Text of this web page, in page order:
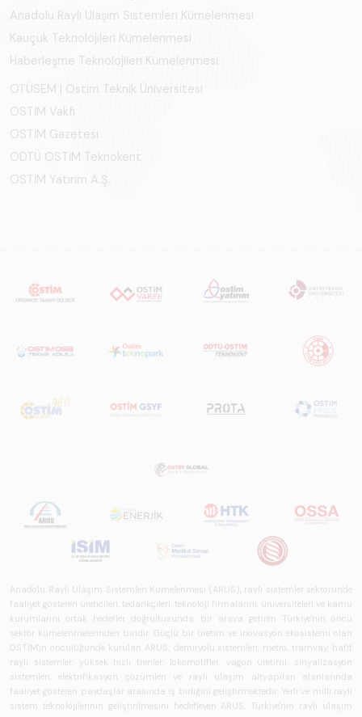
Anadolu Raylı Ulaşım Sistemleri Kümelenmesi
Kauçuk Teknolojileri Kümelenmesi
Haberleşme Teknolojileri Kümelenmesi
OTÜSEM | Ostim Teknik Üniversitesi
OSTİM Vakfı
OSTİM Gazetesi
ODTÜ OSTİM Teknokent
OSTİM Yatırım A.Ş.
Anadolu Raylı Ulaşım Sistemleri Kümelenmesi (ARUS), raylı sistemler sektöründe
faaliyet gösteren üreticileri, tedarikçileri, teknoloji firmalarını, üniversiteleri ve kamu
kurumlarını ortak hedefler doğrultusunda bir araya getiren Türkiye'nin öncü
sektör kümelenmelerinden biridir. Güçlü bir üretim ve inovasyon ekosistemi olan
OSTİM'in öncülüğünde kurulan ARUS; demiryolu sistemleri, metro, tramvay, hafif
raylı sistemler, yüksek hızlı trenler, lokomotifler, vagon üretimi, sinyalizasyon
sistemleri, elektrifikasyon çözümleri ve raylı ulaşım altyapıları alanlarında
faaliyet gösteren paydaşlar arasında iş birliğini geliştirmektedir. Yerli ve milli raylı
sistem teknolojilerinin geliştirilmesini hedefleyen ARUS, Türkiye'nin raylı ulaşım